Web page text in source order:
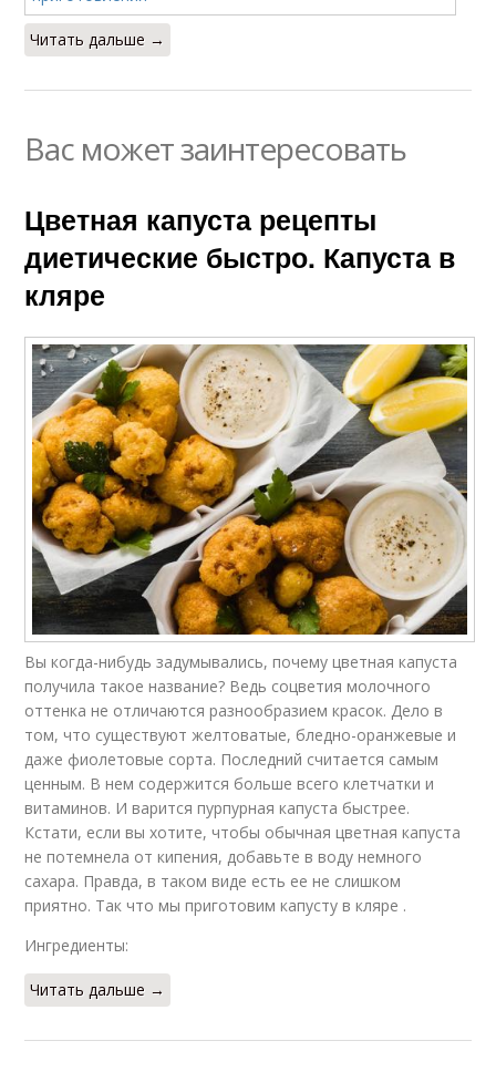
Читать дальше →
Вас может заинтересовать
Цветная капуста рецепты
диетические быстро. Капуста в
кляре
Вы когда-нибудь задумывались, почему цветная капуста
получила такое название? Ведь соцветия молочного
оттенка не отличаются разнообразием красок. Дело в
том, что существуют желтоватые, бледно-оранжевые и
даже фиолетовые сорта. Последний считается самым
ценным. В нем содержится больше всего клетчатки и
витаминов. И варится пурпурная капуста быстрее.
Кстати, если вы хотите, чтобы обычная цветная капуста
не потемнела от кипения, добавьте в воду немного
сахара. Правда, в таком виде есть ее не слишком
приятно. Так что мы приготовим капусту в кляре .
Ингредиенты:
Читать дальше →